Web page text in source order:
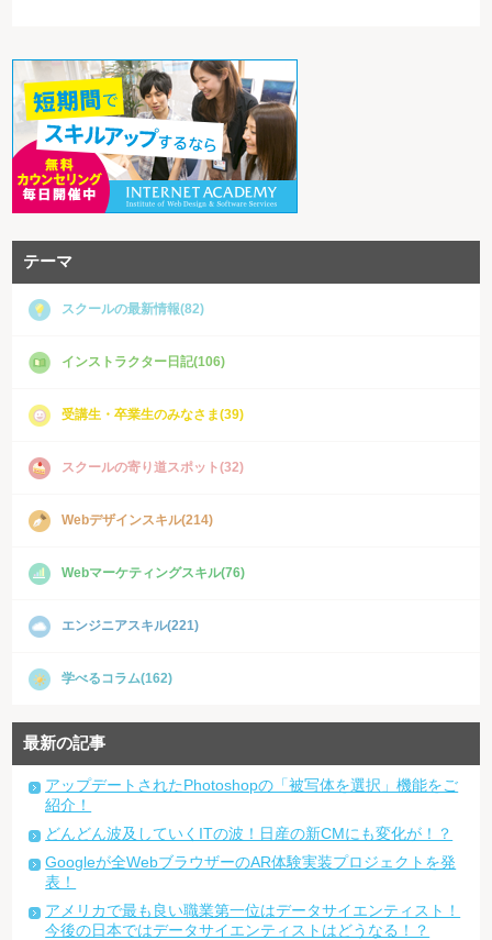
テーマ
スクールの最新情報(82)
インストラクター日記(106)
受講生・卒業生のみなさま(39)
スクールの寄り道スポット(32)
Webデザインスキル(214)
Webマーケティングスキル(76)
エンジニアスキル(221)
学べるコラム(162)
最新の記事
アップデートされたPhotoshopの「被写体を選択」機能をご
紹介！
どんどん波及していくITの波！日産の新CMにも変化が！？
Googleが全WebブラウザーのAR体験実装プロジェクトを発
表！
アメリカで最も良い職業第一位はデータサイエンティスト！
今後の日本ではデータサイエンティストはどうなる！？